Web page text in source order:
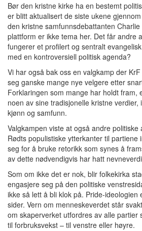
Bør den kristne kirke ha en bestemt
er blitt aktualisert de siste ukene
den kristne samfunnsdebattanten
plattform er ikke tema her. Det får andre
fungerer et profilert og sentralt
med en kontroversiell politisk agenda?
Vi har også bak oss en valgkamp der
seg ganske mange nye velgere etter
Forklaringen som mange har holdt fram,
noen av sine tradisjonelle kristne verdier,
kjønn og samfunn.
Valgkampen viste at også andre politiske
Rødts populistiske ytterkanter til partiene
seg for å bruke retorikk som synes å
av dette nødvendigvis har hatt
Som om ikke det er nok, blir folkekirka
engasjere seg på den politiske
ikke så lett å bli klok på. Pride-ideologien
sider. Vern om menneskeverdet står
om skaperverket utfordres av alle partier
til forbruksvekst – til venstre eller høyre.